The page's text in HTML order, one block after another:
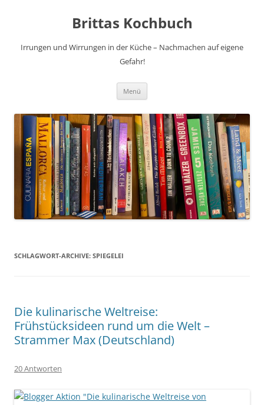
Brittas Kochbuch
Irrungen und Wirrungen in der Küche – Nachmachen auf eigene
Gefahr!
Menü
SCHLAGWORT-ARCHIVE: SPIEGELEI
Die kulinarische Weltreise:
Frühstücksideen rund um die Welt –
Strammer Max (Deutschland)
20 Antworten